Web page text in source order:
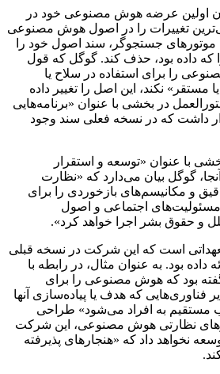
اولین عرضه‌ هوش مصنوعی خود در
اساسی‌ترین تغییرات را در اصول هوش مصنوعی
موتورهای جستجوگر، سند اصول خود را
که داده بود، حذف کند. گوگل که قول
را برای استفاده در سلاح یا
نکند، این اصل را تغییر داده
در بخشی با عنوان «برنامه‌هایی
داشت که در نسخه فعلی سند وجود
با عنوان «توسعه و استقرار
گوگل بیان می‌دارد که «نظارت
و مکانیسم‌های بازخوردی را برای
مسئولیت‌های اجتماعی و اصول
و حقوق بشر اجرا خواهد کرد».
تعهداتی است که این شرکت در نسخه قبلی
بود. به عنوان مثال، در رابطه با
بود که هوش مصنوعی را برای
فناوری‌هایی که هدف یا پیاده‌سازی آنها
مستقیم به افراد می‌شود» طراحی
نظارتی هوش مصنوعی، این شرکت
نخواهد داد که «هنجارهای پذیرفته